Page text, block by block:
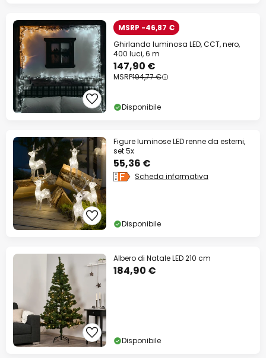
MSRP -46,87 €
Ghirlanda luminosa LED, CCT, nero,
400 luci, 6 m
147,90 €
MSRP194,77 €
Disponibile
Figure luminose LED renne da esterni,
set 5x
55,36 €
Scheda informativa
Disponibile
Albero di Natale LED 210 cm
184,90 €
Disponibile